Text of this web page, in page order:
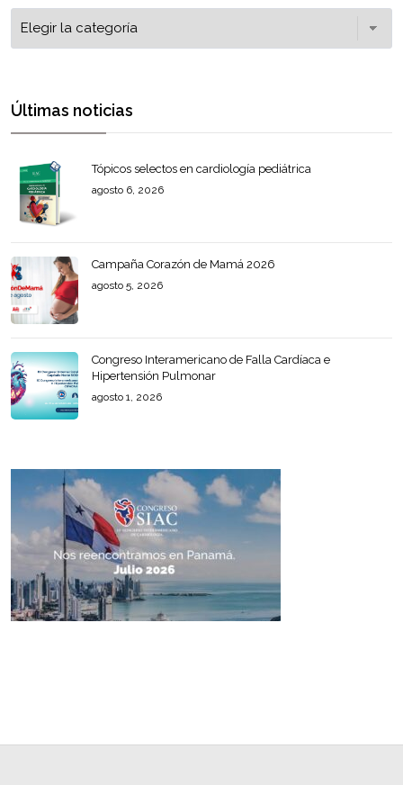
Últimas noticias
Tópicos selectos en cardiología pediátrica
agosto 6, 2026
Campaña Corazón de Mamá 2026
agosto 5, 2026
Congreso Interamericano de Falla Cardíaca e
Hipertensión Pulmonar
agosto 1, 2026